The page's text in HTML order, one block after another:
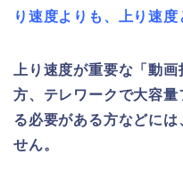
り速度よりも、上り速
上り速度が重要な「動
方、テレワークで大容
る必要がある方などに
せん。